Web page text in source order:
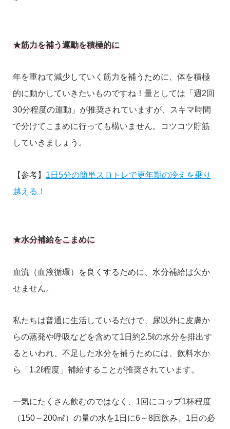
★筋力を補う運動を積極的に
年を重ねて減少していく筋力を補うために、体を積極
的に動かしていきたいものですね！量としては「週2回
30分程度の運動」が推奨されていますが、スキマ時間
で分けてこまめに行っても構いません。コツコツ貯筋
していきましょう。
【参考】 1日5分の簡単スロトレで更年期の冷えを乗り
越える！
★水分補給をこまめに
血流（血液循環）を良くするために、水分補給は欠か
せません。
私たちは普通に生活しているだけで、尿以外に皮膚か
らの蒸発や呼吸などを含めて1日約2.5ℓの水分を排出す
るといわれ、不足した水分を補うためには、飲料水か
ら「1.2ℓ程度」補給することが推奨されています。
一気にたくさん飲むのではなく、1回にコップ1杯程度
（150～200㎖）の量の水を1日に6～8回飲み、1日の必